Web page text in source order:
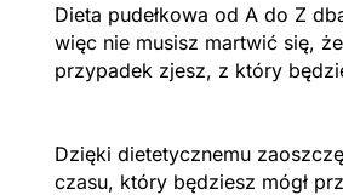
Dieta pudełkowa od A do Z
więc nie musisz martwić się,
przypadek zjesz, z który
Dzięki dietetycznemu
czasu, który będziesz mógł